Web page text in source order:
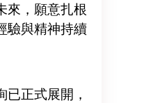
來，願意扎根
驗與精神持續
已正式展開，